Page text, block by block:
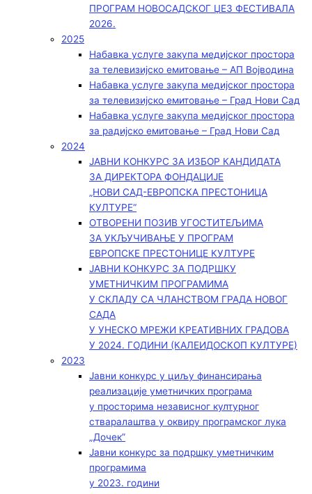
ПРОГРАМ НОВОСАДСКОГ ЏЕЗ ФЕСТИВАЛА
2026.
2025
Набавка услуге закупа медијског простора
за телевизијско емитовање – АП Војводинa
Набавка услуге закупа медијског простора
за телевизијско емитовање – Град Нови Сад
Набавка услуге закупа медијског простора
за радијско емитовање – Град Нови Сад
2024
ЈАВНИ КОНКУРС ЗА ИЗБОР КАНДИДАТА
ЗА ДИРЕКТОРА ФОНДАЦИЈЕ
„НОВИ САД-ЕВРОПСКА ПРЕСТОНИЦА
КУЛТУРЕ“
ОТВОРЕНИ ПОЗИВ УГОСТИТЕЉИМА
ЗА УКЉУЧИВАЊЕ У ПРОГРАМ
ЕВРОПСКЕ ПРЕСТОНИЦЕ КУЛТУРЕ
ЈАВНИ КОНКУРС ЗА ПОДРШКУ
УМЕТНИЧКИМ ПРОГРАМИМА
У СКЛАДУ СА ЧЛАНСТВОМ ГРАДА НОВОГ
САДА
У УНЕСКО МРЕЖИ КРЕАТИВНИХ ГРАДОВА
У 2024. ГОДИНИ (КАЛЕИДОСКОП КУЛТУРЕ)
2023
Јавни конкурс у циљу финансирања
реализације уметничких програма
у просторима независног културног
стваралаштва у оквиру програмског лука
„Дочек”
Јавни конкурс за подршку уметничким
програмима
у 2023. години